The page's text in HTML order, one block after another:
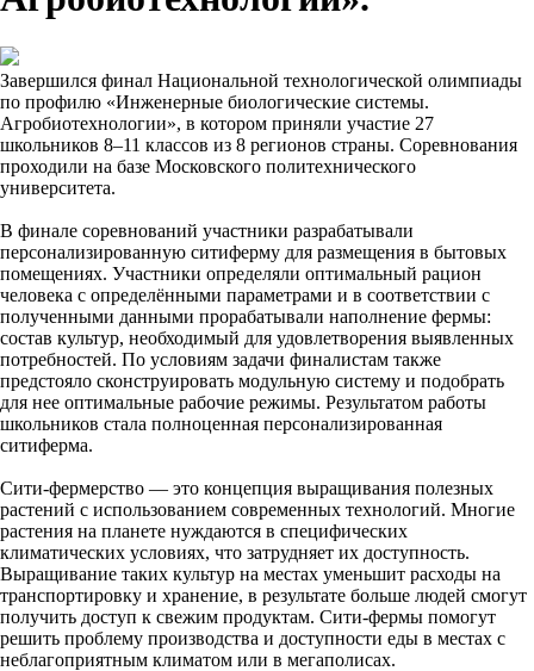
Завершился финал Национальной технологической олимпиады
по профилю «Инженерные биологические системы.
Агробиотехнологии», в котором приняли участие 27
школьников 8–11 классов из 8 регионов страны. Соревнования
проходили на базе Московского политехнического
университета.
В финале соревнований участники разрабатывали
персонализированную ситиферму для размещения в бытовых
помещениях. Участники определяли оптимальный рацион
человека с определёнными параметрами и в соответствии с
полученными данными прорабатывали наполнение фермы:
состав культур, необходимый для удовлетворения выявленных
потребностей. По условиям задачи финалистам также
предстояло сконструировать модульную систему и подобрать
для нее оптимальные рабочие режимы. Результатом работы
школьников стала полноценная персонализированная
ситиферма.
Сити-фермерство — это концепция выращивания полезных
растений c использованием современных технологий. Многие
растения на планете нуждаются в специфических
климатических условиях, что затрудняет их доступность.
Выращивание таких культур на местах уменьшит расходы на
транспортировку и хранение, в результате больше людей смогут
получить доступ к свежим продуктам. Сити-фермы помогут
решить проблему производства и доступности еды в местах с
неблагоприятным климатом или в мегаполисах.